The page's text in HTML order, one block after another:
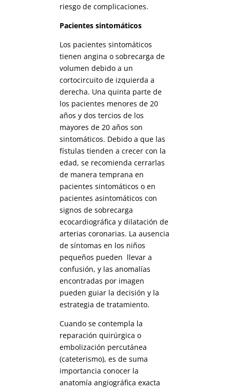
riesgo de complicaciones.
Pacientes sintomáticos
Los pacientes sintomáticos
tienen angina o sobrecarga de
volumen debido a un
cortocircuito de izquierda a
derecha. Una quinta parte de
los pacientes menores de 20
años y dos tercios de los
mayores de 20 años son
sintomáticos. Debido a que las
fístulas tienden a crecer con la
edad, se recomienda cerrarlas
de manera temprana en
pacientes sintomáticos o en
pacientes asintomáticos con
signos de sobrecarga
ecocardiográfica y dilatación de
arterias coronarias. La ausencia
de síntomas en los niños
pequeños pueden llevar a
confusión, y las anomalías
encontradas por imagen
pueden guiar la decisión y la
estrategia de tratamiento.
Cuando se contempla la
reparación quirúrgica o
embolización percutánea
(cateterismo), es de suma
importancia conocer la
anatomía angiográfica exacta